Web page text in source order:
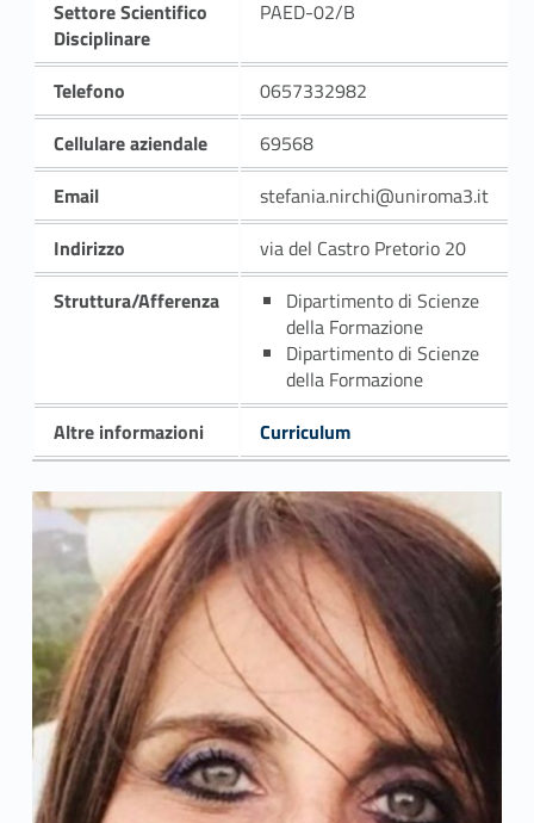
Settore Scientifico
Disciplinare
PAED-02/B
Telefono
0657332982
Cellulare aziendale
69568
Email
stefania.nirchi@uniroma3.it
Indirizzo
via del Castro Pretorio 20
Struttura/Afferenza
Dipartimento di Scienze
della Formazione
Dipartimento di Scienze
della Formazione
Altre informazioni
Curriculum